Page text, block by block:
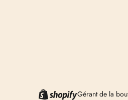
Gérant de la